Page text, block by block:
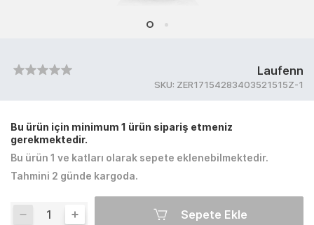
Laufenn
SKU: ZER17154283403521515Z-1
Bu ürün için minimum 1 ürün sipariş etmeniz
gerekmektedir.
Bu ürün 1 ve katları olarak sepete eklenebilmektedir.
Tahmini 2 günde kargoda.
Sepete Ekle